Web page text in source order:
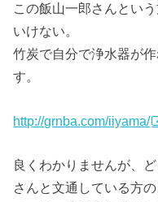
この飯山一郎さんとい
いけない。
竹炭で自分で浄水器が
す。
http://grnba.com/iiyama/
良くわかりませんが、
さんと文通している方の